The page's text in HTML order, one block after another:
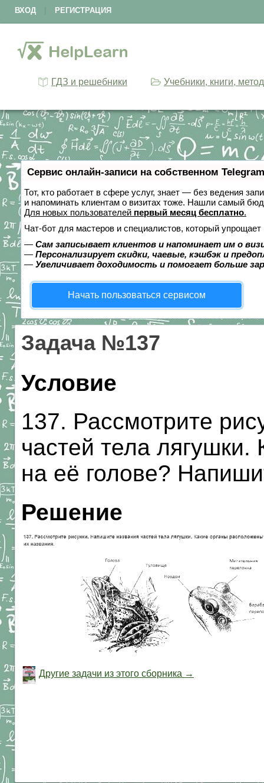
ВХОД РЕГИСТРАЦИЯ
ГДЗ и решебники Учебники, книги,
Сервис онлайн-записи на собственном
Тот, кто работает в сфере услуг, знает — без ведения
и напоминать клиентам о визитах тоже. Нашли самый
Для новых пользователей первый месяц бесплатно.
Чат-бот для мастеров и специалистов, который упрощает
— Сам записывает клиентов и напоминает им о
— Персонализирует скидки, чаевые, кэшбэк и
— Увеличивает доходимость и помогает больше
Начать пользоваться сервисом
Задача №137
Условие
137. Рассмотрите
частей тела
на её голове?
Решение
Другие задачи из этого сборника →